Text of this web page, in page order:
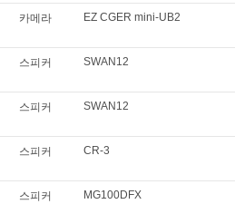
카메라 EZ CGER mini-UB2
스피커 SWAN12
스피커 SWAN12
스피커 CR-3
스피커 MG100DFX